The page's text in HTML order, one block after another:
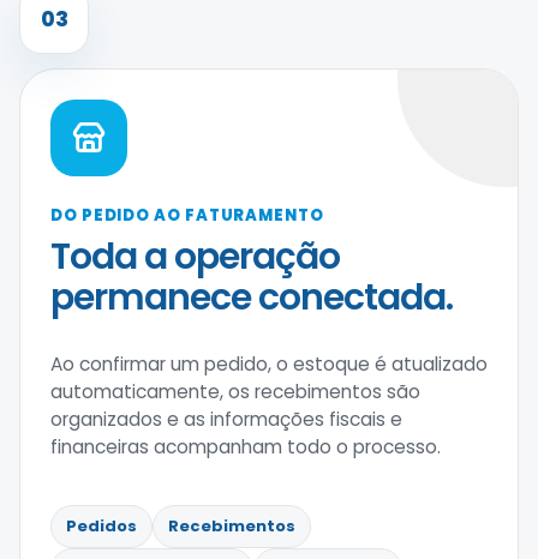
03
DO PEDIDO AO FATURAMENTO
Toda a operação
permanece conectada.
Ao confirmar um pedido, o estoque é atualizado
automaticamente, os recebimentos são
organizados e as informações fiscais e
financeiras acompanham todo o processo.
Pedidos
Recebimentos